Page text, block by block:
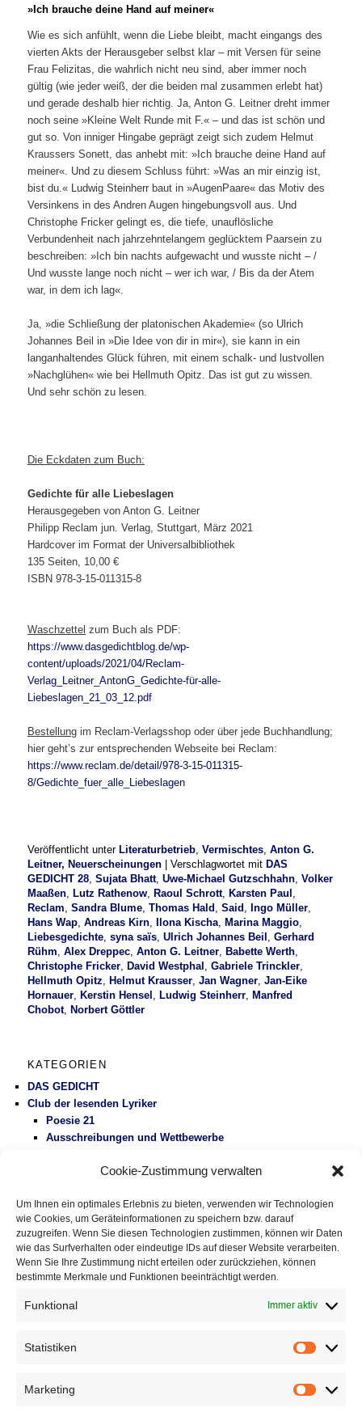
Cookie-Zustimmung verwalten
Um Ihnen ein optimales Erlebnis zu bieten, verwenden wir Technologien
wie Cookies, um Geräteinformationen zu speichern bzw. darauf
zuzugreifen. Wenn Sie diesen Technologien zustimmen, können wir Daten
wie das Surfverhalten oder eindeutige IDs auf dieser Website verarbeiten.
Wenn Sie Ihre Zustimmung nicht erteilen oder zurückziehen, können
bestimmte Merkmale und Funktionen beeinträchtigt werden.
Funktional Immer aktiv
Statistiken
Marketing
Marketing
»Ich brauche deine Hand auf meiner«
Wie es sich anfühlt, wenn die Liebe bleibt, macht eingangs des
vierten Akts der Herausgeber selbst klar – mit Versen für seine
Frau Felizitas, die wahrlich nicht neu sind, aber immer noch
gültig (wie jeder weiß, der die beiden mal zusammen erlebt hat)
und gerade deshalb hier richtig. Ja, Anton G. Leitner dreht immer
noch seine »Kleine Welt Runde mit F.« – und das ist schön und
gut so. Von inniger Hingabe geprägt zeigt sich zudem Helmut
Kraussers Sonett, das anhebt mit: »Ich brauche deine Hand auf
meiner«. Und zu diesem Schluss führt: »Was an mir einzig ist,
bist du.« Ludwig Steinherr baut in »AugenPaare« das Motiv des
Versinkens in des Andren Augen hingebungsvoll aus. Und
Christophe Fricker gelingt es, die tiefe, unauflösliche
Verbundenheit nach jahrzehntelangem geglücktem Paarsein zu
beschreiben: »Ich bin nachts aufgewacht und wusste nicht – /
Und wusste lange noch nicht – wer ich war, / Bis da der Atem
war, in dem ich lag«.
Ja, »die Schließung der platonischen Akademie« (so Ulrich
Johannes Beil in »Die Idee von dir in mir«), sie kann in ein
langanhaltendes Glück führen, mit einem schalk- und lustvollen
»Nachglühen« wie bei Hellmuth Opitz. Das ist gut zu wissen.
Und sehr schön zu lesen.
Die Eckdaten zum Buch:
Gedichte für alle Liebeslagen
Herausgegeben von Anton G. Leitner
Philipp Reclam jun. Verlag, Stuttgart, März 2021
Hardcover im Format der Universalbibliothek
135 Seiten, 10,00 €
ISBN 978-3-15-011315-8
Waschzettel zum Buch als PDF:
https://www.dasgedichtblog.de/wp-
content/uploads/2021/04/Reclam-
Verlag_Leitner_AntonG_Gedichte-für-alle-
Liebeslagen_21_03_12.pdf
Bestellung im Reclam-Verlagsshop oder über jede Buchhandlung;
hier geht’s zur entsprechenden Webseite bei Reclam:
https://www.reclam.de/detail/978-3-15-011315-
8/Gedichte_fuer_alle_Liebeslagen
Veröffentlicht unter Literaturbetrieb ,Vermischtes ,Anton G.
Leitner, Neuerscheinungen |Verschlagwortet mit DAS
GEDICHT 28 ,Sujata Bhatt,Uwe-Michael Gutzschhahn ,Volker
Maaßen ,Lutz Rathenow ,Raoul Schrott,Karsten Paul
Reclam ,Sandra Blume ,Thomas Hald ,Said ,Ingo Müller
Hans Wap ,Andreas Kirn ,Ilona Kischa ,Marina Maggio
Liebesgedichte ,syna saïs ,Ulrich Johannes Beil ,Gerhard
Rühm ,Alex Dreppec ,Anton G. Leitner ,Babette Werth
Christophe Fricker ,David Westphal ,Gabriele Trinckler
Hellmuth Opitz ,Helmut Krausser ,Jan Wagner ,Jan-Eike
Hornauer ,Kerstin Hensel ,Ludwig Steinherr ,Manfred
Chobot,Norbert Göttler
KATEGORIEN
DAS GEDICHT
Club der lesenden Lyriker
Poesie 21
Ausschreibungen und Wettbewerbe
Gesundheitspolitik
Vermischtes
DAS GEDICHT BLOG
Celan – Das Auge von Celan« von Susana Szwarc
August 2026
Achim Raven